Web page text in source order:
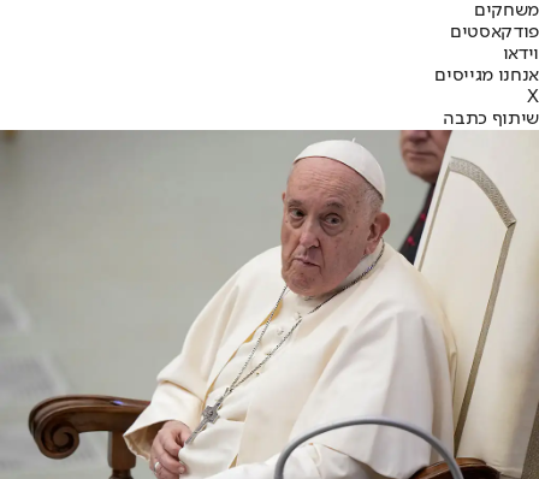
משחקים
פודקאסטים
וידאו
אנחנו מגייסים
X
שיתוף כתבה